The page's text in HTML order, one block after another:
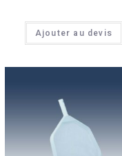
Ajouter au devis